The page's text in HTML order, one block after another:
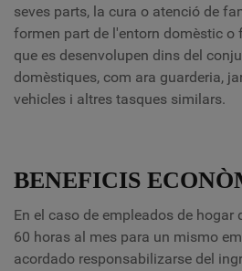
seves parts, la cura o atenció de
formen part de l'entorn domèstic o
que es desenvolupen dins del
domèstiques, com ara guarderia,
vehicles i altres tasques similars.
BENEFICIS
En el caso de empleados de hogar
60 horas al mes para un mismo
acordado responsabilizarse del